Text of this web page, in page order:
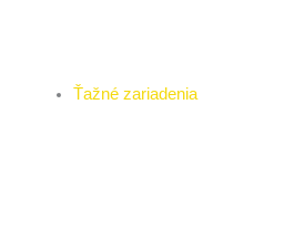
Ťažné zariadenia